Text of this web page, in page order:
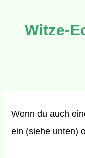
Witze-
Wenn du auch
ein (siehe unten)